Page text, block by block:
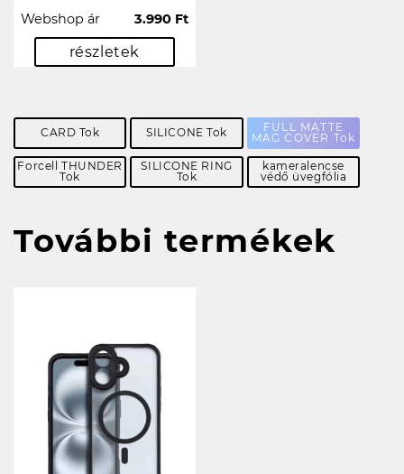
Webshop ár 3.990 Ft
részletek
CARD Tok SILICONE Tok
FULL MATTE
MAG COVER Tok
Forcell THUNDER
Tok
SILICONE RING
Tok
kameralencse
védő üvegfólia
További termékek